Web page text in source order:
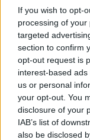
If you wish to opt-
processing of
targeted
section to confirm
opt-out request is
interest-based
us or personal
your opt-out. You
disclosure of your
IAB’s list of
also be disclosed
Η διαδικασία
αιτημάτων που
συνεδριάσεις
Μεταξύ αυτών
καθώς και το
αυτοπρόσωπη
κατά την